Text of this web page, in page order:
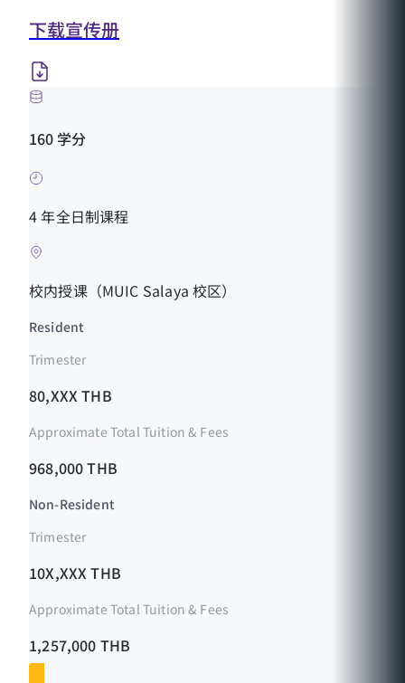
下载宣传册
160 学分
4 年全日制课程
校内授课（MUIC Salaya 校区）
Resident
Trimester
80,XXX THB
Approximate Total Tuition & Fees
968,000 THB
Non-Resident
Trimester
10X,XXX THB
Approximate Total Tuition & Fees
1,257,000 THB